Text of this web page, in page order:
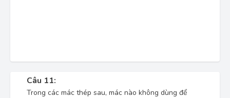
Câu 11:
Trong các mác thép sau, mác nào không dùng để